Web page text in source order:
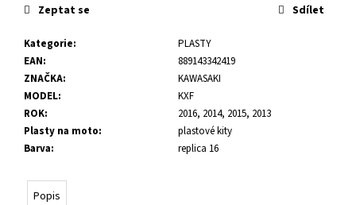
Kategorie:
PLASTY
EAN:
889143342419
ZNAČKA:
KAWASAKI
MODEL:
KXF
ROK:
2016, 2014, 2015, 2013
Plasty na moto:
plastové kity
Barva: replica 16
Zeptat se Sdílet
Popis
u
m